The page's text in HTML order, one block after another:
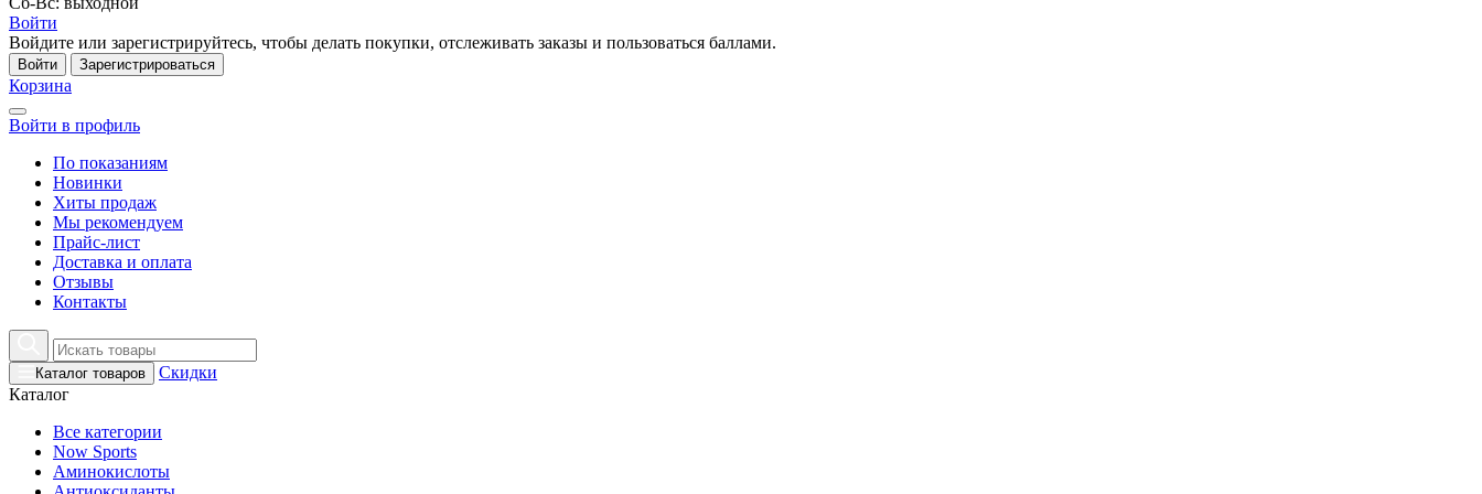
Войти
Войдите или зарегистрируйтесь, чтобы делать покупки, отслеживать заказы и пользоваться баллами.
Войти Зарегистрироваться
Корзина
Войти в профиль
По показаниям
Новинки
Хиты продаж
Мы рекомендуем
Прайс-лист
Доставка и оплата
Отзывы
Контакты
Каталог товаров
Скидки
Каталог
Все категории
Now Sports
Аминокислоты